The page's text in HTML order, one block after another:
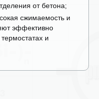
от бетона;
сжимаемость и
эффективно
и